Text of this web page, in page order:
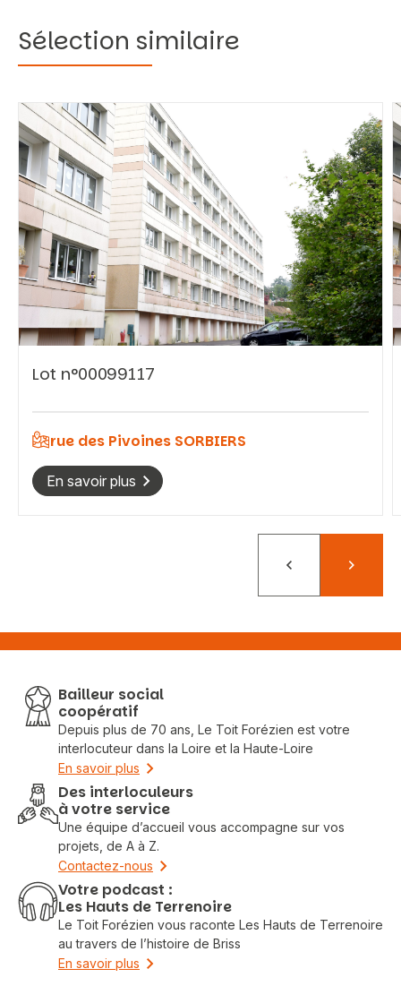
Vous recherchez&nbsp;:
Rechercher
Sélection similaire
Lot n°00099117
rue des Pivoines SORBIERS
En savoir plus
PrécédentSuivant
Bailleur social
coopératif
Depuis plus de 70 ans, Le Toit Forézien est votre
interlocuteur dans la Loire et la Haute-Loire
En savoir plus
Des interloculeurs
à votre service
Une équipe d’accueil vous accompagne sur vos
projets, de A à Z.
Contactez-nous
Votre podcast :
Les Hauts de Terrenoire
Le Toit Forézien vous raconte Les Hauts de Terrenoire
au travers de l’histoire de Briss
En savoir plus